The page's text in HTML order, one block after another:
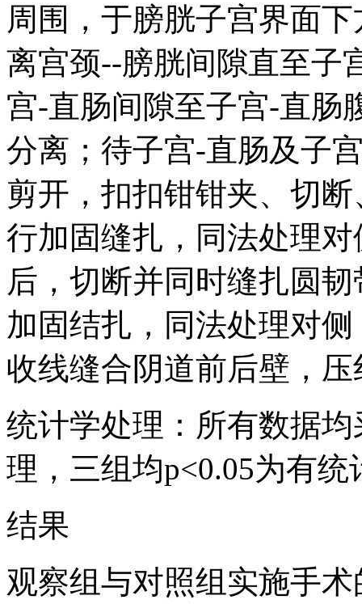
周围，于膀胱子宫界面
离宫颈--膀胱间隙直至子
宫-直肠间隙至子宫-直肠
分离；待子宫-直肠及子
剪开，扣扣钳钳夹、切
行加固缝扎，同法处理
后，切断并同时缝扎圆
加固结扎，同法处理对
收线缝合阴道前后壁，
统计学处理：所有数据均
理，三组均p<0.05为有统
结果
观察组与对照组实施手